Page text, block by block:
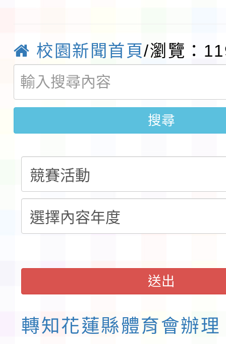
實施要點各1份
程
函轉國家通訊傳播委員
鎮韌性（防空）演習－
速演練執行計畫」
「115年金融知識線上
法」
本校115學年度第1學
第3次招考代課鐘點教
告(不再辦理後續甄選)
檢送「桃園市115學年
賽實施要點」1份
本市「115學年度學生
程安排一案
「桃園市補助參觀特色
展演活動實施計畫」
校園新聞首頁/瀏覽：
搜尋
送出
轉知花蓮縣體育會辦